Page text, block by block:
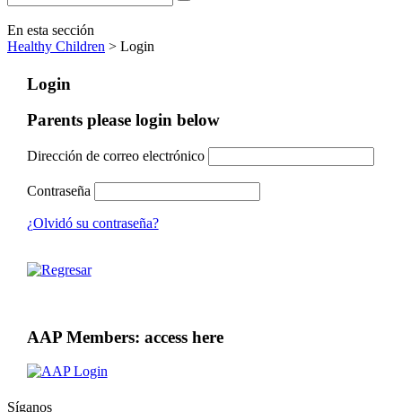
En esta sección
Healthy Children > Login
Login
Parents please login below
Dirección de correo electrónico
Contraseña
¿Olvidó su contraseña?
AAP Members: access here
Síganos